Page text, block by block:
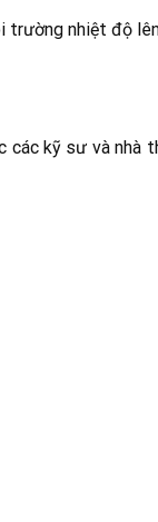
trường nhiệt độ
kỹ sư và nhà